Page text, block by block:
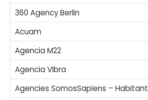
360 Agency Berlin
Acuam
Agencia M22
Agencia VIbra
Agencies SomosSapiens – Habitant